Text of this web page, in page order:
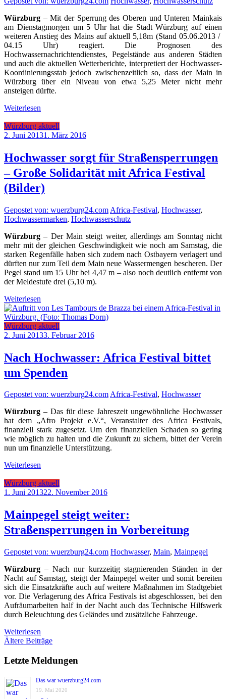
Würzburg – Mit der Sperrung des Oberen und Unteren Mainkais
am Dienstagmorgen um 5 Uhr hat die Stadt Würzburg auf einen
weiteren Anstieg des Mains auf aktuell 5,18m (Stand 05.06.2013 /
04.15 Uhr) reagiert. Die Prognosen des
Hochwassernachrichtendienstes, Pegelstände aus anderen Städten
und auch die aktuellen Wetterberichte, interpretiert der Hochwasser-
Koordinierungsstab jedoch zwischenzeitlich so, dass der Main in
Würzburg über ein Niveau von etwa 5,25 Meter nicht mehr
ansteigen dürfte.
Weiterlesen
Würzburg aktuell
2. Juni 20131. März 2016
Hochwasser sorgt für Straßensperrungen
– Große Solidarität mit Africa Festival
(Bilder)
Gepostet von: wuerzburg24.com Africa-Festival, Hochwasser,
Hochwassermarken, Hochwasserschutz
Würzburg – Der Main steigt weiter, allerdings am Sonntag nicht
mehr mit der gleichen Geschwindigkeit wie noch am Samstag, die
starken Regenfälle haben sich zudem nach Ostbayern verlagert und
dürften nur zum Teil dem Main neue Wassermengen bescheren. Der
Pegel stand um 15 Uhr bei 4,47 m – also noch deutlich entfernt von
der Meldestufe drei (5,10 m).
Weiterlesen
Würzburg aktuell
2. Juni 20133. Februar 2016
Nach Hochwasser: Africa Festival bittet
um Spenden
Gepostet von: wuerzburg24.comAfrica-Festival, Hochwasser
Würzburg – Das für diese Jahreszeit ungewöhnliche Hochwasser
hat dem „Afro Projekt e.V.“, Veranstalter des Africa Festivals,
finanziell stark zugesetzt. Um den finanziellen Schaden so gering
wie möglich zu halten und die Zukunft zu sichern, bittet der Verein
nun um finanzielle Unterstützung.
Weiterlesen
Würzburg aktuell
1. Juni 201322. November 2016
Mainpegel steigt weiter:
Straßensperrungen in Vorbereitung
Gepostet von: wuerzburg24.com Hochwasser, Main, Mainpegel
Würzburg – Nach nur kurzzeitig stagnierenden Ständen in der
Nacht auf Samstag, steigt der Mainpegel weiter und somit bereiten
sich die Einsatzkräfte auch auf weitere Maßnahmen im Stadtgebiet
vor. Die Verlagerung des Africa Festivals ist abgeschlossen, bei den
Aufräumarbeiten half in der Nacht auch das Technische Hilfswerk
durch Beleuchtung des Geländes und zusätzliche Fahrzeuge.
Weiterlesen
Beitragsnavigation
Ältere Beiträge
Letzte Meldungen
Das war wuerzburg24.com
19. Mai 2020